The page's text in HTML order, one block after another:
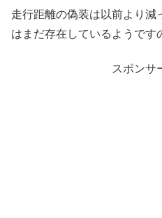
走行距離の偽装は以前より
はまだ存在しているようです
スポンサ